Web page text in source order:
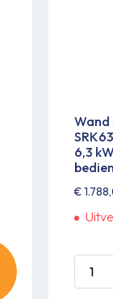
Wand
6,3
€